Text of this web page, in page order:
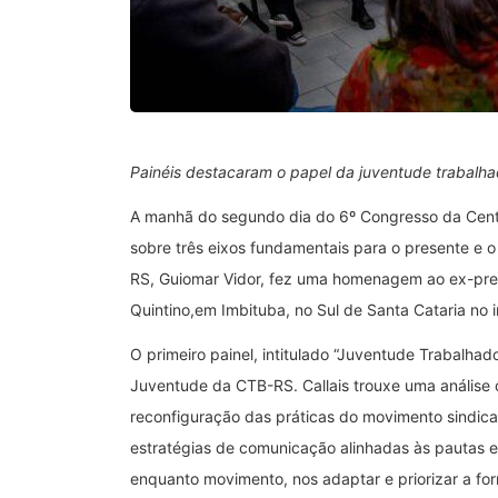
Painéis destacaram o papel da juventude
A manhã do segundo dia do 6º Congresso da
sobre três eixos fundamentais para o presente e
RS, Guiomar Vidor, fez uma homenagem ao ex-
Quintino,em Imbituba, no Sul de Santa Cataria no
O primeiro painel, intitulado “Juventude
Juventude da CTB-RS. Callais trouxe uma
reconfiguração das práticas do movimento
estratégias de comunicação alinhadas às pautas
enquanto movimento, nos adaptar e priorizar a